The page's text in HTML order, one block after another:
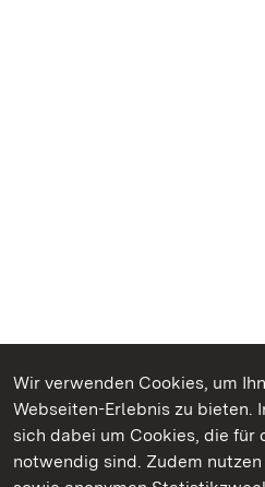
Wir verwenden Cookies, um
Webseiten-Erlebnis zu bieten.
sich dabei um Cookies, die für
notwendig sind. Zudem
Kommen. Staunen.